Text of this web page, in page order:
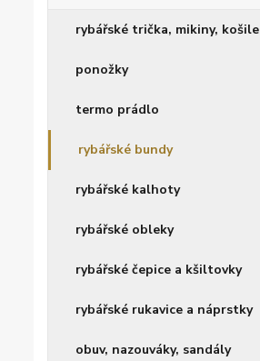
rybářské trička, mikiny, košile
ponožky
termo prádlo
rybářské bundy
rybářské kalhoty
rybářské obleky
rybářské čepice a kšiltovky
rybářské rukavice a náprstky
obuv, nazouváky, sandály